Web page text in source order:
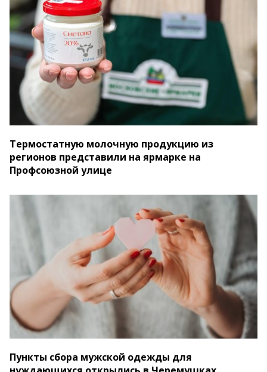
Термостатную молочную продукцию из
регионов представили на ярмарке на
Профсоюзной улице
Пункты сбора мужской одежды для